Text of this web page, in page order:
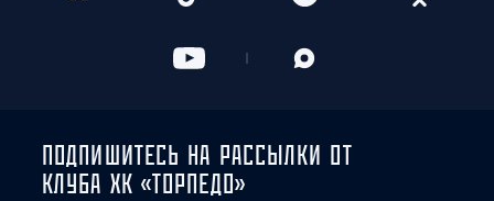
ПОДПИШИТЕСЬ НА РАССЫЛКИ ОТ
КЛУБА ХК «ТОРПЕДО»